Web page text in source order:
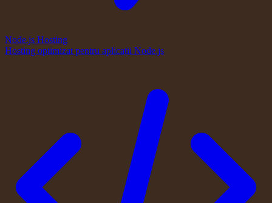
Node.js Hosting
Hosting optimizat pentru aplicații Node.js